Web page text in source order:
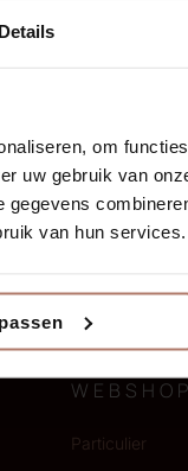
Details
om
uw gebruik van
van hun services.
PMU 10-
Elite opleiding
Masterclasses
WEBSHOP
Particulier